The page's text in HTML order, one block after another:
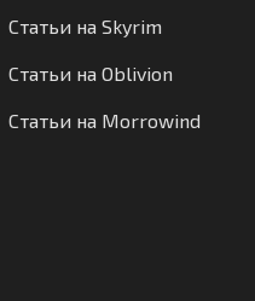
Статьи на Skyrim
Статьи на Oblivion
Статьи на Morrowind